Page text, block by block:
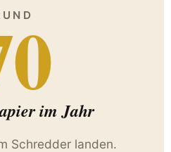
im Jahr
Schredder landen.